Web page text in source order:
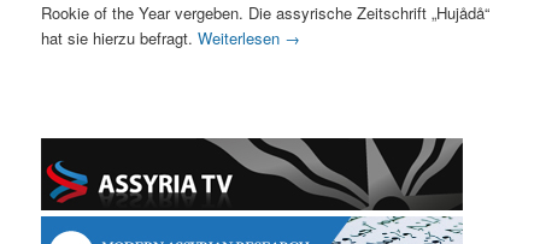
Rookie of the Year vergeben. Die assyrische Zeitschrift „Hujådå“
hat sie hierzu befragt.Weiterlesen →